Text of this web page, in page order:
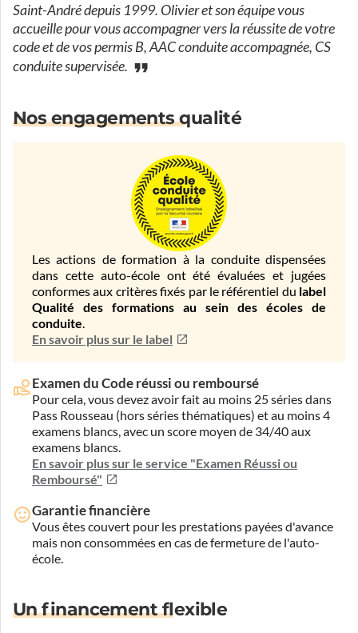
Saint-André depuis 1999. Olivier et son équipe vous
accueille pour vous accompagner vers la réussite de votre
code et de vos permis B, AAC conduite accompagnée, CS
conduite supervisée.
Nos engagements qualité
Les actions de formation à la conduite dispensées
dans cette auto-école ont été évaluées et jugées
conformes aux critères fixés par le référentiel du label
Qualité des formations au sein des écoles de
conduite.
En savoir plus sur le label
Examen du Code réussi ou remboursé
Pour cela, vous devez avoir fait au moins 25 séries dans
Pass Rousseau (hors séries thématiques) et au moins 4
examens blancs, avec un score moyen de 34/40 aux
examens blancs.
En savoir plus sur le service "Examen Réussi ou
Remboursé"
Garantie financière
Vous êtes couvert pour les prestations payées d'avance
mais non consommées en cas de fermeture de l'auto-
école.
Un financement flexible